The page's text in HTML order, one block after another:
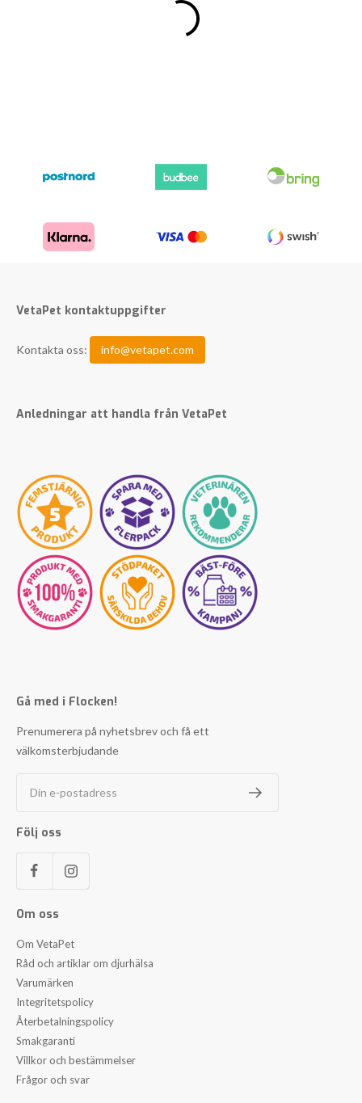
VetaPet kontaktuppgifter
Kontakta oss: info@vetapet.com
Anledningar att handla från VetaPet
Gå med i Flocken!
Prenumerera på nyhetsbrev och få ett
välkomsterbjudande
Din e-postadress
Följ oss
Om oss
Om VetaPet
Råd och artiklar om djurhälsa
Varumärken
Integritetspolicy
Återbetalningspolicy
Smakgaranti
Villkor och bestämmelser
Frågor och svar